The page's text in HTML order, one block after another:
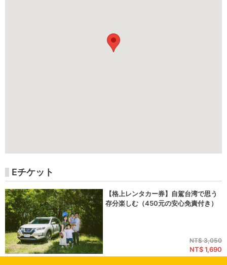
Eチケット
【格上レンタカー券】自駕台湾で思う
存分楽しむ（450元の安心免責付き）
NT$ 3,050
NT$ 1,690